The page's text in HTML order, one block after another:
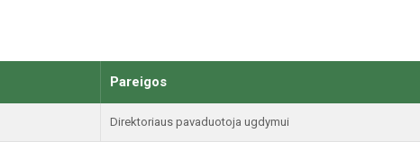
Pareigos
Direktoriaus pavaduotoja ugdymui